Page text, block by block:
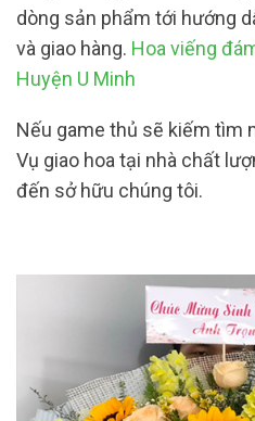
dòng sản phẩm tới hướng
và giao hàng. Hoa viếng
Huyện U Minh
Nếu game thủ sẽ kiếm tìm
Vụ giao hoa tại nhà chất
đến sở hữu chúng tôi.